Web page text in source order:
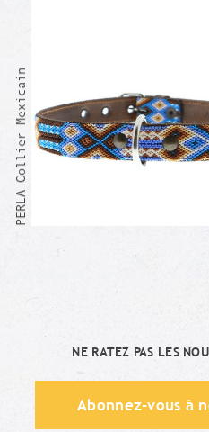
PERLA Collier Mexicain
NE RATEZ PAS LES
Abonnez-vous à